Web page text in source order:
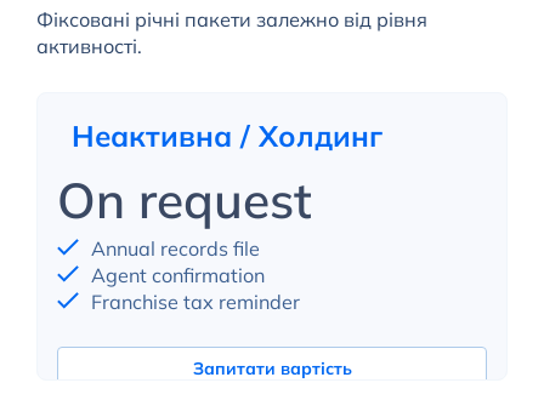
Фіксовані річні пакети залежно від рівня
активності.
Неактивна / Холдинг
On request
Annual records file
Agent confirmation
Franchise tax reminder
Запитати вартість